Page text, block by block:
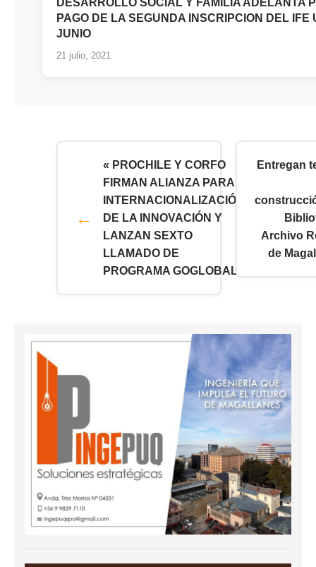
DESARROLLO SOCIAL Y FAMILIA ADELANTA
PAGO DE LA SEGUNDA INSCRIPCION DEL IFE
JUNIO
21 julio, 2021
« PROCHILE Y CORFO
FIRMAN ALIANZA PARA
INTERNACIONALIZACIÓN
DE LA INNOVACIÓN Y
LANZAN SEXTO
LLAMADO DE
PROGRAMA GOGLOBAL
Entregan
Archivo
de